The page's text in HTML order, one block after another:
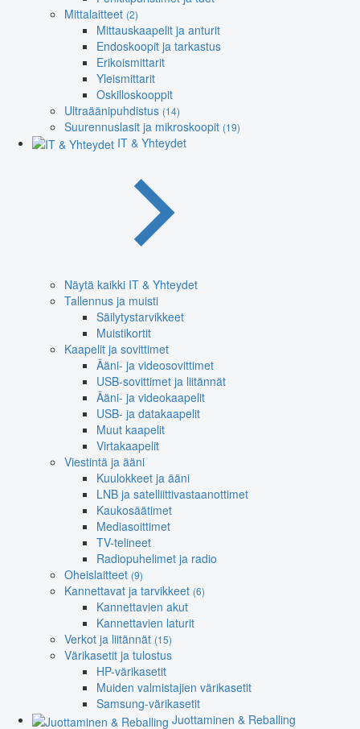
Mittalaitteet (2)
Mittauskaapelit ja anturit
Endoskoopit ja tarkastus
Erikoismittarit
Yleismittarit
Oskilloskooppit
Ultraäänipuhdistus (14)
Suurennuslasit ja mikroskoopit (19)
IT & Yhteydet
Näytä kaikki IT & Yhteydet
Tallennus ja muisti
Säilytystarvikkeet
Muistikortit
Kaapelit ja sovittimet
Ääni- ja videosovittimet
USB-sovittimet ja liitännät
Ääni- ja videokaapelit
USB- ja datakaapelit
Muut kaapelit
Virtakaapelit
Viestintä ja ääni
Kuulokkeet ja ääni
LNB ja satelliittivastaanottimet
Kaukosäätimet
Mediasoittimet
TV-telineet
Radiopuhelimet ja radio
Oheislaitteet (9)
Kannettavat ja tarvikkeet (6)
Kannettavien akut
Kannettavien laturit
Verkot ja liitännät (15)
Värikasetit ja tulostus
HP-värikasetit
Muiden valmistajien värikasetit
Samsung-värikasetit
Juottaminen & Reballing